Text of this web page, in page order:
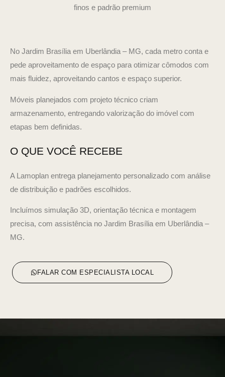
finos e padrão premium
No Jardim Brasília em Uberlândia – MG, cada metro conta e
pede aproveitamento de espaço para otimizar cômodos com
mais fluidez, aproveitando cantos e espaço superior.
Móveis planejados com projeto técnico criam
armazenamento, entregando valorização do imóvel com
etapas bem definidas.
O QUE VOCÊ RECEBE
A Lamoplan entrega planejamento personalizado com análise
de distribuição e padrões escolhidos.
Incluímos simulação 3D, orientação técnica e montagem
precisa, com assistência no Jardim Brasília em Uberlândia –
MG.
FALAR COM ESPECIALISTA LOCAL